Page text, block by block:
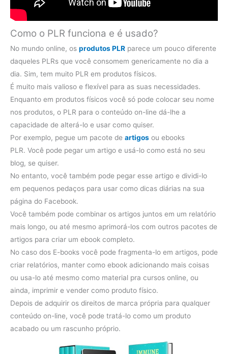
Como o PLR funciona e é usado?
No mundo online, os produtos PLR parece um pouco diferente
daqueles PLRs que você consomem genericamente no dia a
dia. Sim, tem muito PLR em produtos físicos.
É muito mais valioso e flexível para as suas necessidades.
Enquanto em produtos físicos você só pode colocar seu nome
nos produtos, o PLR para o conteúdo on-line dá-lhe a
capacidade de alterá-lo e usar como quiser.
Por exemplo, pegue um pacote de artigos ou ebooks
PLR. Você pode pegar um artigo e usá-lo como está no seu
blog, se quiser.
No entanto, você também pode pegar esse artigo e dividi-lo
em pequenos pedaços para usar como dicas diárias na sua
página do Facebook.
Você também pode combinar os artigos juntos em um relatório
mais longo, ou até mesmo aprimorá-los com outros pacotes de
artigos para criar um ebook completo.
No caso dos E-books você pode fragmenta-lo em artigos, pode
criar relatórios, manter como ebook adicionando mais coisas
ou usa-lo até mesmo como material pra cursos online, ou
ainda, imprimir e vender como produto físico.
Depois de adquirir os direitos de marca própria para qualquer
conteúdo on-line, você pode tratá-lo como um produto
acabado ou um rascunho próprio.